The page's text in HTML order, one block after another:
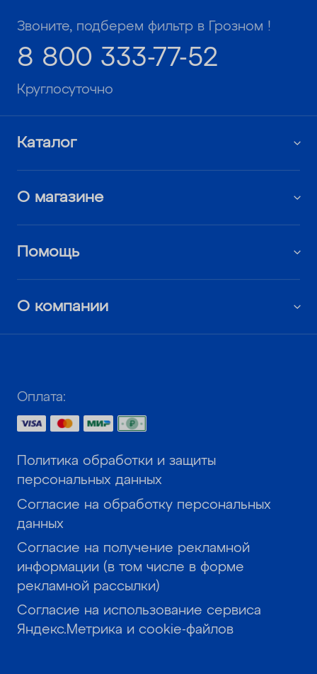
Звоните, подберем фильтр в Грозном !
8 800 333-77-52
Круглосуточно
Каталог
О магазине
Помощь
О компании
Оплата:
Политика обработки и защиты
персональных данных
Согласие на обработку персональных
данных
Согласие на получение рекламной
информации (в том числе в форме
рекламной рассылки)
Согласие на использование сервиса
Яндекс.Метрика и cookie-файлов